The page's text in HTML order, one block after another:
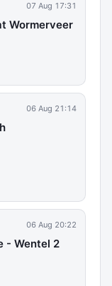
07 Aug 17:31
Wormerveer
06 Aug 21:14
06 Aug 20:22
- Wentel 2